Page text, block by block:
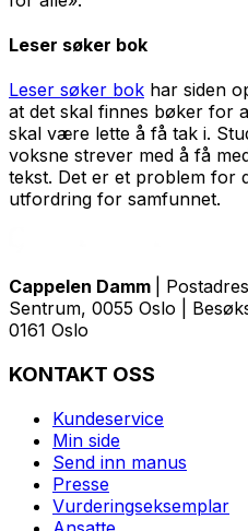
Leser søker bok
Leser søker bok har siden
at det skal finnes bøker for
skal være lette å få tak i.
voksne strever med å få
tekst. Det er et problem for
utfordring for samfunnet.
Cappelen Damm
|
Sentrum, 0055 Oslo |
0161 Oslo
KONTAKT OSS
Kundeservice
Min side
Send inn manus
Presse
Vurderingseksemplar